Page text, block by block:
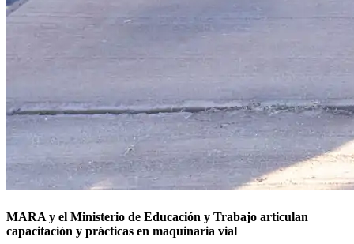
MARA y el Ministerio de Educación y Trabajo articulan
capacitación y prácticas en maquinaria vial